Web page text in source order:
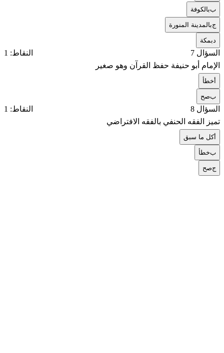
ببالكوفة
جبالمدينة المنورة
بمكة
السؤال 7
النقاط: 1
الإمام أبو حنيفة حفظ القرآن وهو صغير
خطأ
بصح
السؤال 8
النقاط: 1
تميز الفقه الحنفي بالفقه الافتراضي
كل ما سبق
بخطأ
جصح